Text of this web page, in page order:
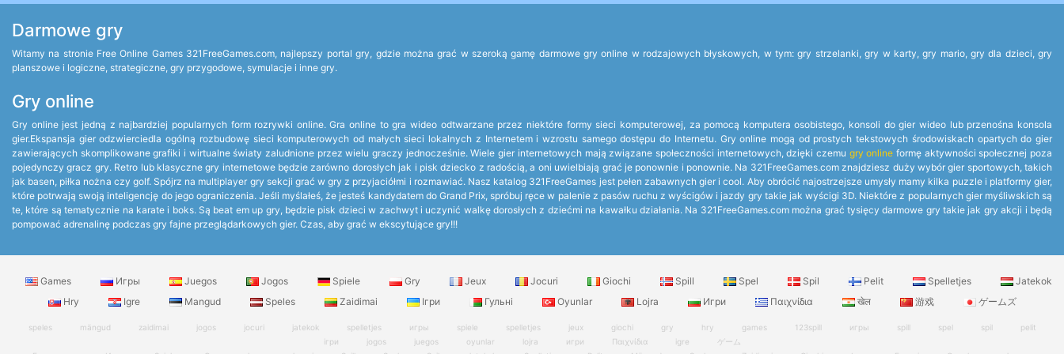
Darmowe gry
Witamy na stronie Free Online Games 321FreeGames.com, najlepszy portal gry, gdzie można grać w szeroką gamę darmowe gry online w rodzajowych błyskowych, w tym: gry strzelanki, gry w karty, gry mario, gry dla dzieci, gry
planszowe i logiczne, strategiczne, gry przygodowe, symulacje i inne gry.
Gry online
Gry online jest jedną z najbardziej popularnych form rozrywki online. Gra online to gra wideo odtwarzane przez niektóre formy sieci komputerowej, za pomocą komputera osobistego, konsoli do gier wideo lub przenośna konsola
gier.Ekspansja gier odzwierciedla ogólną rozbudowę sieci komputerowych od małych sieci lokalnych z Internetem i wzrostu samego dostępu do Internetu. Gry online mogą od prostych tekstowych środowiskach opartych do gier
zawierających skomplikowane grafiki i wirtualne światy zaludnione przez wielu graczy jednocześnie. Wiele gier internetowych mają związane społeczności internetowych, dzięki czemu gry online formę aktywności społecznej poza
pojedynczy gracz gry. Retro lub klasyczne gry internetowe będzie zarówno dorosłych jak i pisk dziecko z radością, a oni uwielbiają grać je ponownie i ponownie. Na 321FreeGames.com znajdziesz duży wybór gier sportowych, takich
jak basen, piłka nożna czy golf. Spójrz na multiplayer gry sekcji grać w gry z przyjaciółmi i rozmawiać. Nasz katalog 321FreeGames jest pełen zabawnych gier i cool. Aby obrócić najostrzejsze umysły mamy kilka puzzle i platformy gier,
które potrwają swoją inteligencję do jego ograniczenia. Jeśli myślałeś, że jesteś kandydatem do Grand Prix, spróbuj ręce w palenie z pasów ruchu z wyścigów i jazdy gry takie jak wyścigi 3D. Niektóre z popularnych gier myśliwskich są
te, które są tematycznie na karate i boks. Są beat em up gry, będzie pisk dzieci w zachwyt i uczynić walkę dorosłych z dziećmi na kawałku działania. Na 321FreeGames.com można grać tysięcy darmowe gry takie jak gry akcji i będą
pompować adrenalinę podczas gry fajne przeglądarkowych gier. Czas, aby grać w ekscytujące gry!!!
Games Игры Juegos Jogos Spiele Gry Jeux Jocuri Giochi Spill Spel Spil Pelit Spelletjes
Jatekok
Hry
Igre Mangud Speles Zaidimai Ігри Гульні Oyunlar Lojra Игри Παιχνίδια खेल 游戏 ゲームズ
speles mängud zaidimai jogos jocuri jatekok spelletjes игры spiele spelletjes jeux giochi gry hry games 123spill игры spill spel spil
pelit
ігри
jogos juegos oyunlar lojra игри Παιχνίδια igre
ゲーム